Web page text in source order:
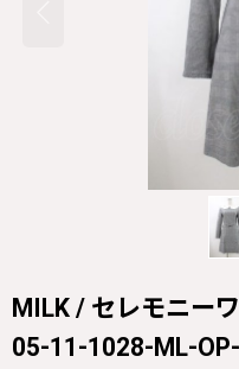
MILK / セレモニー
05-11-1028-ML-